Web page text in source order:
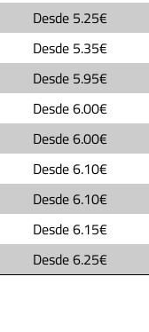
Desde 5.25€
Desde 5.35€
Desde 5.95€
Desde6.00€
Desde6.00€
Desde6.10€
Desde6.10€
Desde6.15€
Desde6.25€